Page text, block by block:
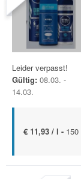
Leider verpasst!
Gültig: 08.03. -
14.03.
€ 11,93 / l - 150